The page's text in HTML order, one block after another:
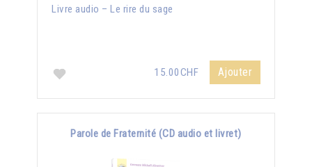
Livre audio – Le rire du sage
15.00CHF Ajouter
Parole de Fraternité (CD audio et livret)